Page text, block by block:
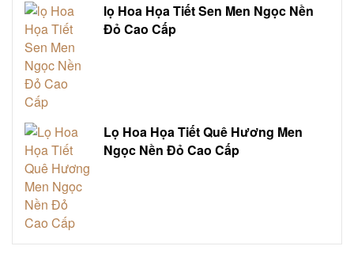
lọ Hoa Họa Tiết Sen Men Ngọc Nền
Đỏ Cao Cấp
Lọ Hoa Họa Tiết Quê Hương Men
Ngọc Nền Đỏ Cao Cấp